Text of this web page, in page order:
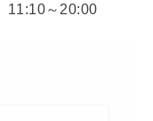
11:10～20:00